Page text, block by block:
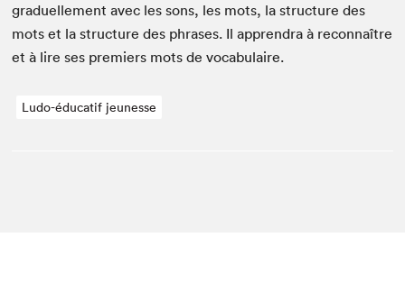
gradu­elle­ment avec les sons, les mots, la struc­ture des
mots et la struc­ture des phras­es. Il appren­dra à recon­naître
et à lire ses pre­miers mots de vocabulaire.
Ludo-éducatif jeunesse